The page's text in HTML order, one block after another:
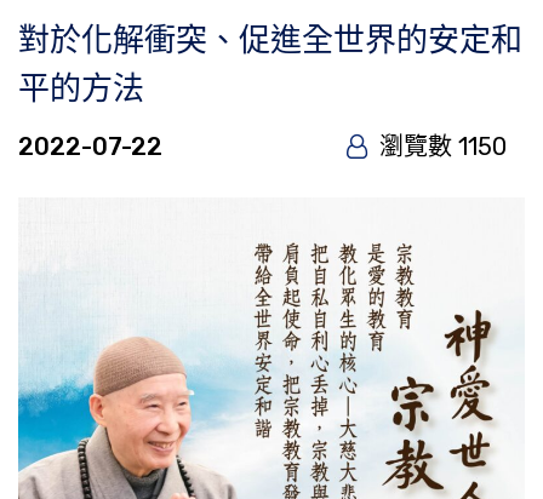
對於化解衝突、促進全世界的安定和
平的方法
2022-07-22 瀏覽數 1150